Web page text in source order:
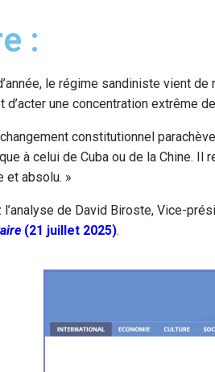
:
le régime sandiniste vient
d’acter une concentration extrême
constitutionnel
à celui de Cuba ou de la Chine. Il
et absolu. »
l’analyse de David Biroste, Vice-
(21 juillet 2025).